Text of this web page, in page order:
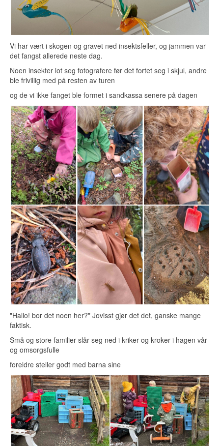
Vi har vært i skogen og gravet ned insektsfeller, og jammen var
det fangst allerede neste dag.
Noen insekter lot seg fotografere før det fortet seg i skjul, andre
ble frivillig med på resten av turen
og de vi ikke fanget ble formet i sandkassa senere på dagen
"Hallo! bor det noen her?" Jovisst gjør det det, ganske mange
faktisk.
Små og store familier slår seg ned i kriker og kroker i hagen vår
og omsorgsfulle
foreldre steller godt med barna sine